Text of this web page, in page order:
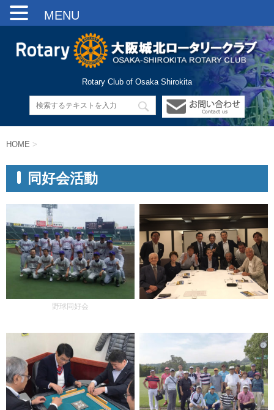
Rotary Club of Osaka Shirokita
HOME >
同好会活動
野球同好会
MENU